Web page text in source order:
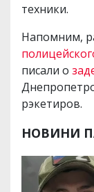
техники.
Напомним,
писали о
рэкетиров.